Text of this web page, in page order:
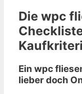
Die wpc
Ein wpc
lieber doch